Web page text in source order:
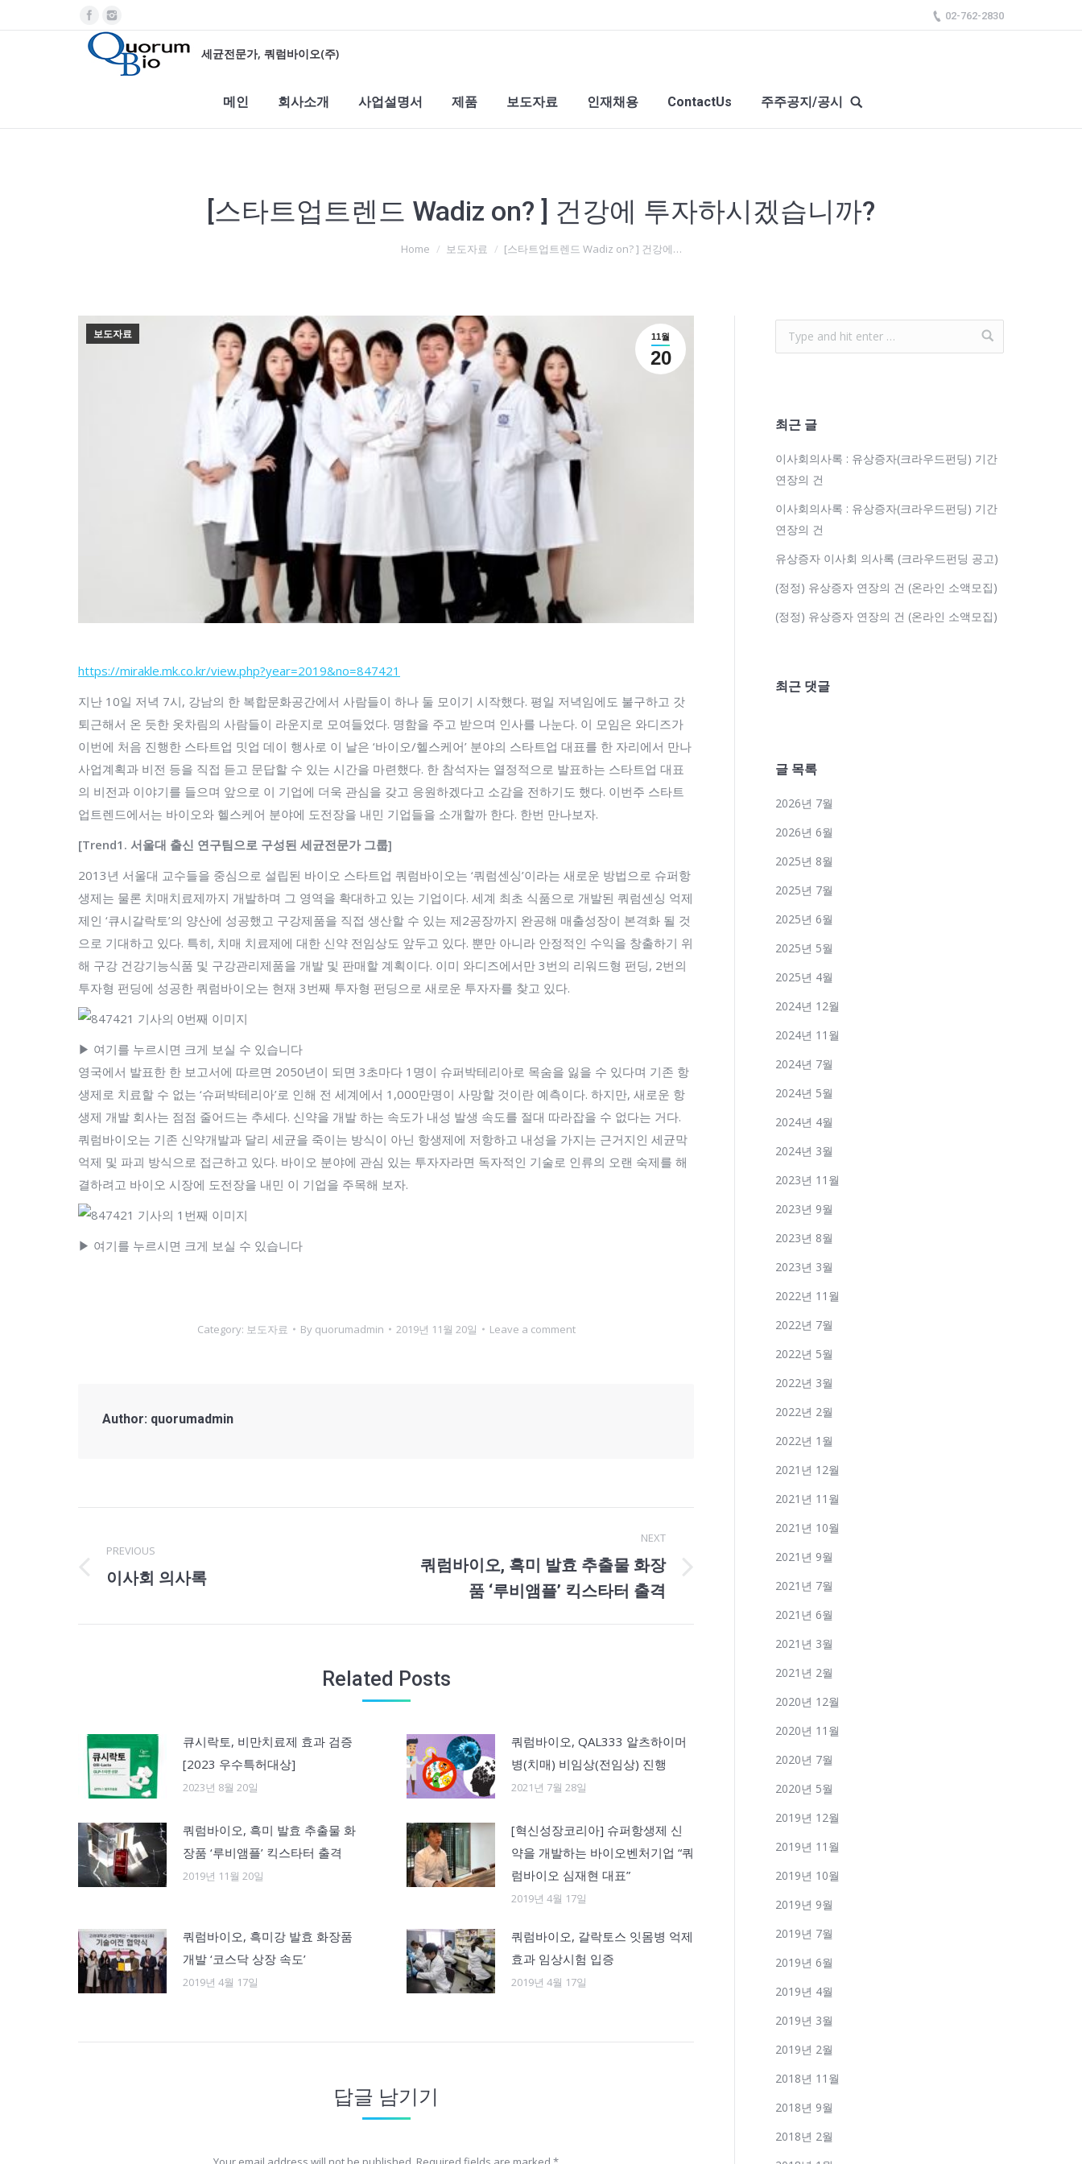
02-762-2830
세균전문가, 쿼럼바이오(주)
메인 회사소개 사업설명서 제품 보도자료 인재채용 ContactUs 주주공지/공시
[스타트업트렌드 Wadiz on? ] 건강에 투자하시겠습니까?
Home 보도자료 [스타트업트렌드 Wadiz on? ] 건강에…
11월
20
보도자료
https://mirakle.mk.co.kr/view.php?year=2019&no=847421
지난 10일 저녁 7시, 강남의 한 복합문화공간에서 사람들이 하나 둘 모이기 시작했다. 평일 저녁임에도 불구하고 갓
퇴근해서 온 듯한 옷차림의 사람들이 라운지로 모여들었다. 명함을 주고 받으며 인사를 나눈다. 이 모임은 와디즈가
이번에 처음 진행한 스타트업 밋업 데이 행사로 이 날은 ‘바이오/헬스케어’ 분야의 스타트업 대표를 한 자리에서 만나
사업계획과 비전 등을 직접 듣고 문답할 수 있는 시간을 마련했다. 한 참석자는 열정적으로 발표하는 스타트업 대표
의 비전과 이야기를 들으며 앞으로 이 기업에 더욱 관심을 갖고 응원하겠다고 소감을 전하기도 했다. 이번주 스타트
업트렌드에서는 바이오와 헬스케어 분야에 도전장을 내민 기업들을 소개할까 한다. 한번 만나보자.
[Trend1. 서울대 출신 연구팀으로 구성된 세균전문가 그룹]
2013년 서울대 교수들을 중심으로 설립된 바이오 스타트업 쿼럼바이오는 ‘쿼럼센싱’이라는 새로운 방법으로 슈퍼항
생제는 물론 치매치료제까지 개발하며 그 영역을 확대하고 있는 기업이다. 세계 최초 식품으로 개발된 쿼럼센싱 억제
제인 ‘큐시갈락토’의 양산에 성공했고 구강제품을 직접 생산할 수 있는 제2공장까지 완공해 매출성장이 본격화 될 것
으로 기대하고 있다. 특히, 치매 치료제에 대한 신약 전임상도 앞두고 있다. 뿐만 아니라 안정적인 수익을 창출하기 위
해 구강 건강기능식품 및 구강관리제품을 개발 및 판매할 계획이다. 이미 와디즈에서만 3번의 리워드형 펀딩, 2번의
투자형 펀딩에 성공한 쿼럼바이오는 현재 3번째 투자형 펀딩으로 새로운 투자자를 찾고 있다.
▶ 여기를 누르시면 크게 보실 수 있습니다
영국에서 발표한 한 보고서에 따르면 2050년이 되면 3초마다 1명이 슈퍼박테리아로 목숨을 잃을 수 있다며 기존 항
생제로 치료할 수 없는 ‘슈퍼박테리아’로 인해 전 세계에서 1,000만명이 사망할 것이란 예측이다. 하지만, 새로운 항
생제 개발 회사는 점점 줄어드는 추세다. 신약을 개발 하는 속도가 내성 발생 속도를 절대 따라잡을 수 없다는 거다.
쿼럼바이오는 기존 신약개발과 달리 세균을 죽이는 방식이 아닌 항생제에 저항하고 내성을 가지는 근거지인 세균막
억제 및 파괴 방식으로 접근하고 있다. 바이오 분야에 관심 있는 투자자라면 독자적인 기술로 인류의 오랜 숙제를 해
결하려고 바이오 시장에 도전장을 내민 이 기업을 주목해 보자.
▶ 여기를 누르시면 크게 보실 수 있습니다
Category: 보도자료 By quorumadmin 2019년 11월 20일 Leave a comment
Author: quorumadmin
navigation
PREVIOUS
Previous
이사회 의사록
NEXT
Next
쿼럼바이오, 흑미 발효 추출물 화장
품 ‘루비앰플’ 킥스타터 출격
Related Posts
큐시락토, 비만치료제 효과 검증
[2023 우수특허대상]
2023년 8월 20일
쿼럼바이오, QAL333 알츠하이머
병(치매) 비임상(전임상) 진행
2021년 7월 28일
쿼럼바이오, 흑미 발효 추출물 화
장품 ‘루비앰플’ 킥스타터 출격
2019년 11월 20일
[혁신성장코리아] 슈퍼항생제 신
약을 개발하는 바이오벤처기업 “쿼
럼바이오 심재현 대표”
2019년 4월 17일
쿼럼바이오, 흑미강 발효 화장품
개발 ‘코스닥 상장 속도’
2019년 4월 17일
쿼럼바이오, 갈락토스 잇몸병 억제
효과 임상시험 입증
2019년 4월 17일
답글 남기기
최근 글
이사회의사록 : 유상증자(크라우드펀딩) 기간
연장의 건
이사회의사록 : 유상증자(크라우드펀딩) 기간
연장의 건
유상증자 이사회 의사록 (크라우드펀딩 공고)
(정정) 유상증자 연장의 건 (온라인 소액모집)
(정정) 유상증자 연장의 건 (온라인 소액모집)
최근 댓글
글 목록
2026년 7월
2026년 6월
2025년 8월
2025년 7월
2025년 6월
2025년 5월
2025년 4월
2024년 12월
2024년 11월
2024년 7월
2024년 5월
2024년 4월
2024년 3월
2023년 11월
2023년 9월
2023년 8월
2023년 3월
2022년 11월
2022년 7월
2022년 5월
2022년 3월
2022년 2월
2022년 1월
2021년 12월
2021년 11월
2021년 10월
2021년 9월
2021년 7월
2021년 6월
2021년 3월
2021년 2월
2020년 12월
2020년 11월
2020년 7월
2020년 5월
2019년 12월
2019년 11월
2019년 10월
2019년 9월
2019년 7월
2019년 6월
2019년 4월
2019년 3월
2019년 2월
2018년 11월
2018년 9월
2018년 2월